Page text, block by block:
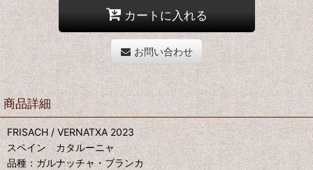
カートに入れる
お問い合わせ
商品詳細
FRISACH / VERNATXA 2023
スペイン カタルーニャ
品種：ガルナッチャ・ブランカ